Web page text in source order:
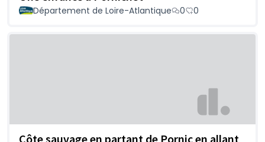
Département de Loire-Atlantique 0 0
Côte sauvage en partant de Pornic en allant